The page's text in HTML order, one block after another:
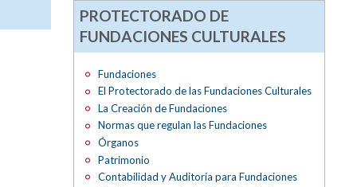
PROTECTORADO DE
FUNDACIONES CULTURALES
Fundaciones
El Protectorado de las Fundaciones Culturales
La Creación de Fundaciones
Normas que regulan las Fundaciones
Órganos
Patrimonio
Contabilidad y Auditoría para Fundaciones